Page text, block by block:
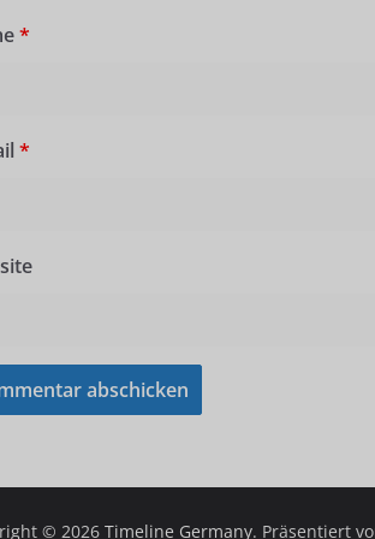
*
*
© 2026 Timeline Germany. Präsentiert